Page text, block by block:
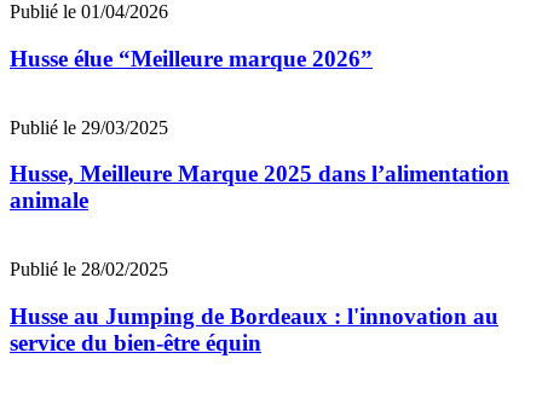
Publié le 01/04/2026
Husse élue “Meilleure marque 2026”
Publié le 29/03/2025
Husse, Meilleure Marque 2025 dans l’alimentation
animale
Publié le 28/02/2025
Husse au Jumping de Bordeaux : l'innovation au
service du bien-être équin